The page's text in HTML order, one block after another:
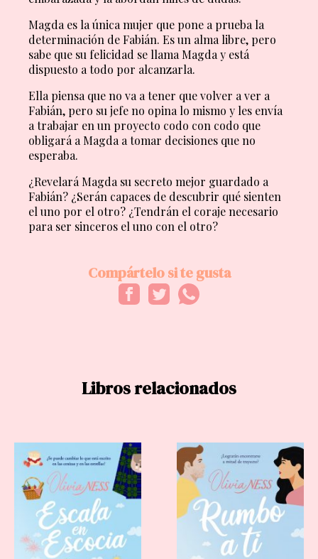
Magda es la única mujer que pone a prueba la
determinación de Fabián. Es un alma libre, pero
sabe que su felicidad se llama Magda y está
dispuesto a todo por alcanzarla.
Ella piensa que no va a tener que volver a ver a
Fabián, pero su jefe no opina lo mismo y les envía
a trabajar en un proyecto codo con codo que
obligará a Magda a tomar decisiones que no
esperaba.
¿Revelará Magda su secreto mejor guardado a
Fabián? ¿Serán capaces de descubrir qué sienten
el uno por el otro? ¿Tendrán el coraje necesario
para ser sinceros el uno con el otro?
Compártelo si te gusta
Libros relacionados